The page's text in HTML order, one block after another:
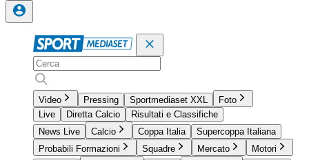
Video Pressing Sportmediaset XXL
Foto
Live
Diretta Calcio
Risultati e Classifiche
News Live
Calcio Coppa Italia
Supercoppa Italiana
Probabili Formazioni
Squadre Mercato
Motori